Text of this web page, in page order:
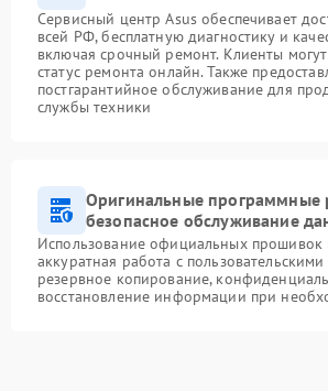
Сервисный центр Asus обеспечивает
всей РФ, бесплатную диагностику и
включая срочный ремонт. Клиенты
статус ремонта онлайн. Также
постгарантийное обслуживание для
службы техники
Оригинальные программные
безопасное обслуживание
Использование официальных прошивок
аккуратная работа с
резервное копирование,
восстановление информации при